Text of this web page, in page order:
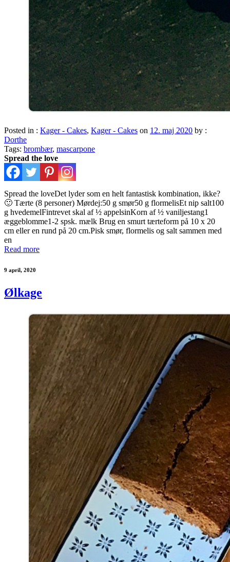
Posted in : Kager - Cakes, Kager - Cakes on 12. maj 2020 by :
Dorthe
Tags: brombær, mascarpone
Spread the love
Spread the loveDet lyder som en helt fantastisk kombination, ikke?
🙂 Tærte (8 personer) Mørdej:50 g smør50 g flormelisEt nip salt100
g hvedemelFintrevet skal af ½ appelsinKorn af ½ vaniljestang1
æggeblomme1-2 spsk. mælk Brug en smurt tærteform på 10 x 20
cm eller en rund på 20 cm.Pisk smør, flormelis og salt sammen med
en
Read more
9 april, 2020
Ølkage